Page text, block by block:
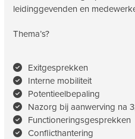
leidinggevenden en
Thema’s?
Exitgesprekken
Interne mobiliteit
Potentieelbepaling
Nazorg bij aanwerving na
Functioneringsgesprekken
Conflicthantering